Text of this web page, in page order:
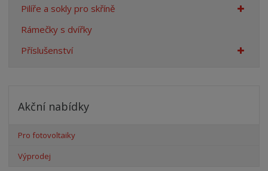
Pilíře a sokly pro skříně
Rámečky s dvířky
Příslušenství
Akční nabídky
Pro fotovoltaiky
Výprodej